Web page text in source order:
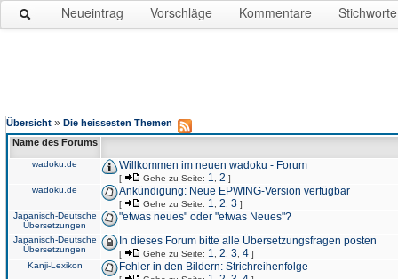
Neueintrag Vorschläge Kommentare Stichworte
Übersicht » Die heissesten Themen
Name des Forums
wadoku.de Willkommen im neuen wadoku - Forum
[ Gehe zu Seite: 1 2 ]
wadoku.de Ankündigung: Neue EPWING-Version verfügbar
[ Gehe zu Seite: 1 2 3 ]
Japanisch-Deutsche
Übersetzungen
"etwas neues" oder "etwas Neues"?
Japanisch-Deutsche
Übersetzungen
In dieses Forum bitte alle Übersetzungsfragen posten
[ Gehe zu Seite: 1 2 3 4 ]
Kanji-Lexikon Fehler in den Bildern: Strichreihenfolge